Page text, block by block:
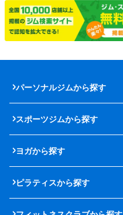
パーソナルジムから探す
スポーツジムから探す
ヨガから探す
ピラティスから探す